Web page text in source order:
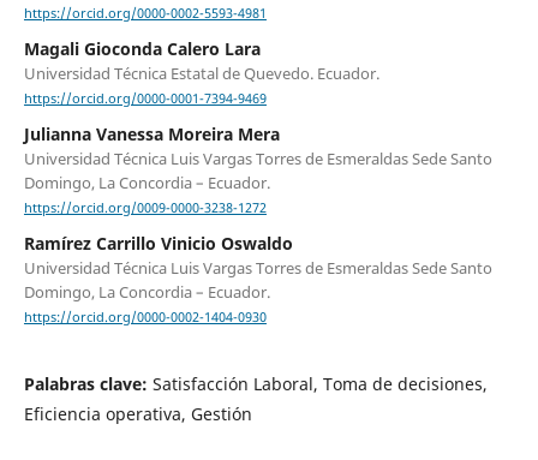
https://orcid.org/0000-0002-5593-4981
Magali Gioconda Calero Lara
Universidad Técnica Estatal de Quevedo. Ecuador.
https://orcid.org/0000-0001-7394-9469
Julianna Vanessa Moreira Mera
Universidad Técnica Luis Vargas Torres de Esmeraldas Sede Santo
Domingo, La Concordia – Ecuador.
https://orcid.org/0009-0000-3238-1272
Ramírez Carrillo Vinicio Oswaldo
Universidad Técnica Luis Vargas Torres de Esmeraldas Sede Santo
Domingo, La Concordia – Ecuador.
https://orcid.org/0000-0002-1404-0930
Palabras clave: Satisfacción Laboral, Toma de decisiones,
Eficiencia operativa, Gestión